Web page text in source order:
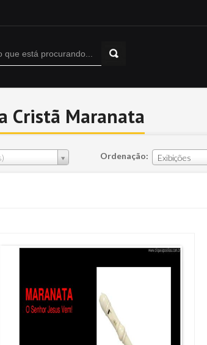
Cristã Maranata
Ordenação: Exibições